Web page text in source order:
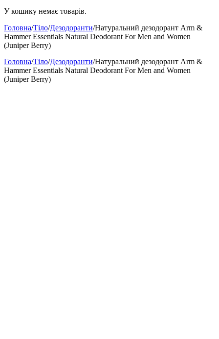
У кошику немає товарів.
Головна/Тіло/Дезодоранти/Натуральний дезодорант Arm &
Hammer Essentials Natural Deodorant For Men and Women
(Juniper Berry)
Головна/Тіло/Дезодоранти/Натуральний дезодорант Arm &
Hammer Essentials Natural Deodorant For Men and Women
(Juniper Berry)